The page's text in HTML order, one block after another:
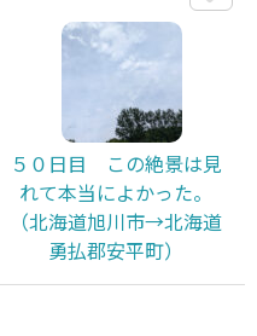
５０日目 この絶景は見
れて本当によかった。
（北海道旭川市→北海道
勇払郡安平町）